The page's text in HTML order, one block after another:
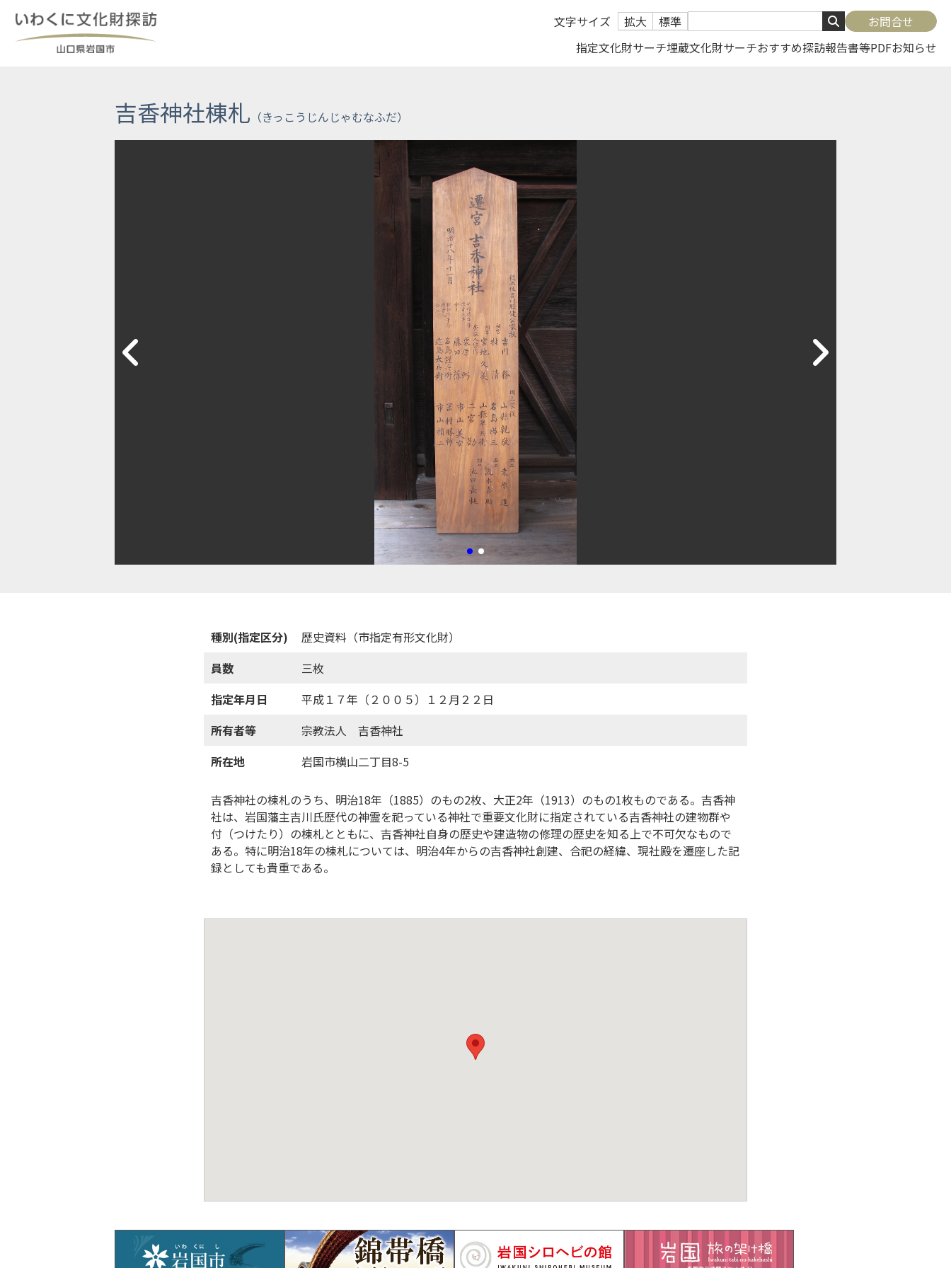
content
文字サイズ 拡大 標準
お問合せ
指定文化財サーチ埋蔵文化財サーチおすすめ探訪報告書等PDFお知らせ
吉香神社棟札
種別(指定区分)
歴史資料（市指定有形文化財）
員数
三枚
指定年月日
平成１７年（２００５）１２月２２日
所有者等
宗教法人 吉香神社
所在地
岩国市横山二丁目8-5
吉香神社の棟札のうち、明治18年（1885）のもの2枚、大正2年（1913）のもの1枚ものである。吉香神
社は、岩国藩主吉川氏歴代の神霊を祀っている神社で重要文化財に指定されている吉香神社の建物群や
付（つけたり）の棟札とともに、吉香神社自身の歴史や建造物の修理の歴史を知る上で不可欠なもので
ある。特に明治18年の棟札については、明治4年からの吉香神社創建、合祀の経緯、現社殿を遷座した記
録としても貴重である。